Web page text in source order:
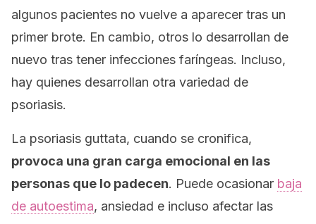
algunos pacientes no vuelve a aparecer tras un
primer brote. En cambio, otros lo desarrollan de
nuevo tras tener infecciones faríngeas. Incluso,
hay quienes desarrollan otra variedad de
psoriasis.
La psoriasis guttata, cuando se cronifica,
provoca una gran carga emocional en las
personas que lo padecen. Puede ocasionar baja
de autoestima, ansiedad e incluso afectar las